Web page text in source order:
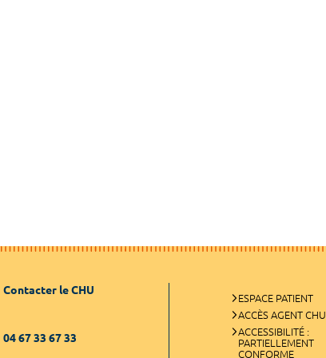
Contacter le CHU
04 67 33 67 33
ESPACE PATIENT
ACCÈS AGENT CHU
ACCESSIBILITÉ :
PARTIELLEMENT
CONFORME